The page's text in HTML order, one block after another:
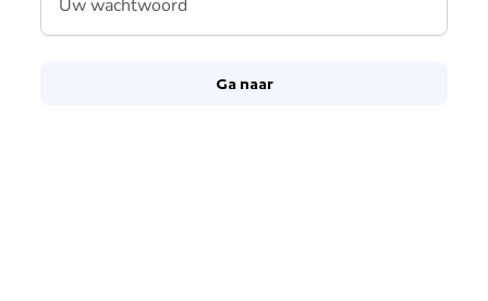
Ga naar